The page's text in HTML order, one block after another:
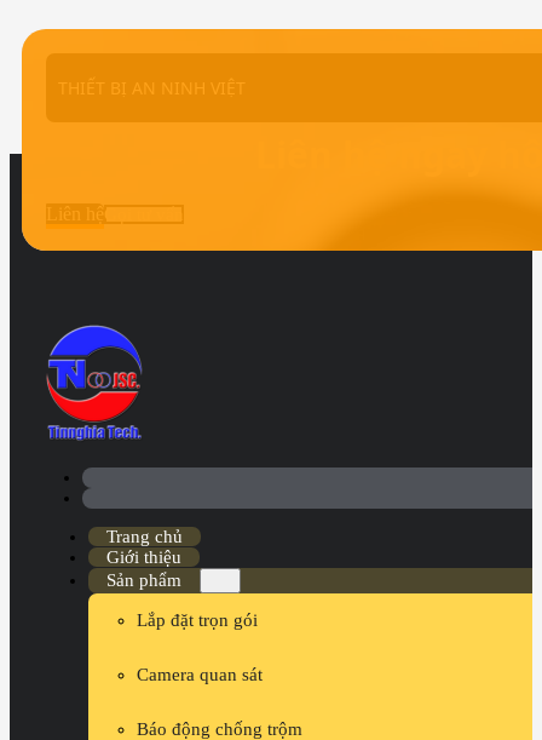
Trang chủ
Giới thiệu
Sản phẩm
Lắp đặt trọn gói
Camera quan sát
Báo động chống trộm